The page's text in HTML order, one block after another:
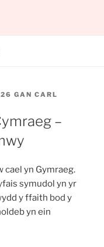
GAN CARL
–
cael yn Gymraeg.
symudol yn yr
y ffaith bod y
yn ein